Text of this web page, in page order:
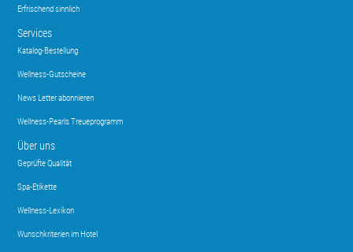
Erfrischend sinnlich
Services
Katalog-Bestellung
Wellness-Gutscheine
News Letter abonnieren
Wellness-Pearls Treueprogramm
Über uns
Geprüfte Qualität
Spa-Etikette
Wellness-Lexikon
Wunschkriterien im Hotel